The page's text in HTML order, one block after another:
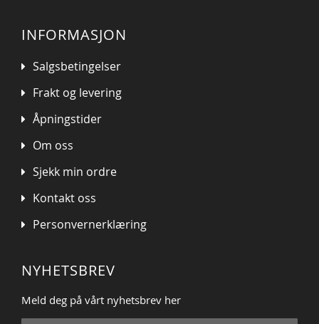
INFORMASJON
Salgsbetingelser
Frakt og levering
Åpningstider
Om oss
Sjekk min ordre
Kontakt oss
Personvernerklæring
NYHETSBREV
Meld deg på vårt nyhetsbrev her
Sign